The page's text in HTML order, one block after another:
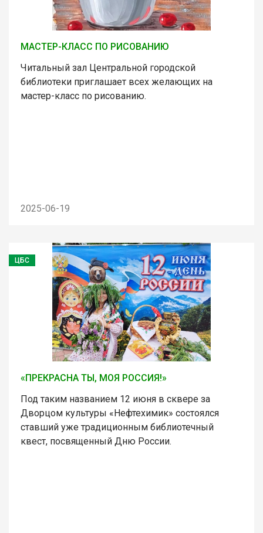
МАСТЕР-КЛАСС ПО РИСОВАНИЮ
Читальный зал Центральной городской
библиотеки приглашает всех желающих на
мастер-класс по рисованию.
2025-06-19
ЦБС
«ПРЕКРАСНА ТЫ, МОЯ РОССИЯ!»
Под таким названием 12 июня в сквере за
Дворцом культуры «Нефтехимик» состоялся
ставший уже традиционным библиотечный
квест, посвященный Дню России.